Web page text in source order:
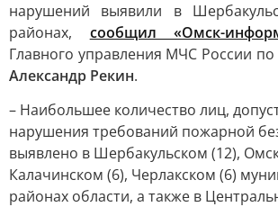
нарушений выявили в
районах, сообщил «Омск-
Главного управления МЧС России
Александр Рекин.
– Наибольшее количество лиц,
нарушения требований пожарной
выявлено в Шербакульском (12),
Калачинском (6), Черлакском (6)
районах области, а также в